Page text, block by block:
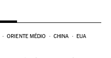
ORIENTE MÉDIO CHINA EUA